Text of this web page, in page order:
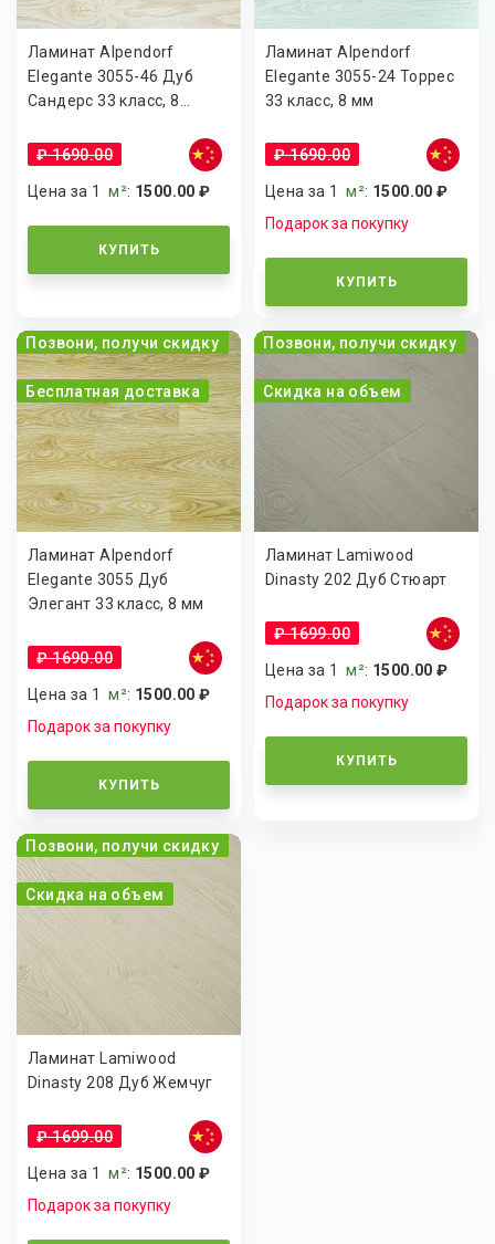
Ламинат Alpendorf
Elegante 3055-46 Дуб
Сандерс 33 класс, 8...
₽ 1690.00
Цена за 1м²: 1500.00 ₽
КУПИТЬ
Ламинат Alpendorf
Elegante 3055-24 Торрес
33 класс, 8 мм
₽ 1690.00
Цена за 1м²: 1500.00 ₽
Подарок за покупку
КУПИТЬ
Позвони, получи скидку
Бесплатная доставка
Ламинат Alpendorf
Elegante 3055 Дуб
Элегант 33 класс, 8 мм
₽ 1690.00
Цена за 1м²: 1500.00 ₽
Подарок за покупку
КУПИТЬ
Позвони, получи скидку
Скидка на объем
Ламинат Lamiwood
Dinasty 202 Дуб Стюарт
₽ 1699.00
Цена за 1м²: 1500.00 ₽
Подарок за покупку
КУПИТЬ
Позвони, получи скидку
Скидка на объем
Ламинат Lamiwood
Dinasty 208 Дуб Жемчуг
₽ 1699.00
Цена за 1м²: 1500.00 ₽
Подарок за покупку